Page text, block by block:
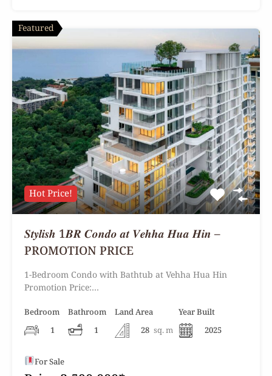
Featured
Hot Price!
𝑺𝒕𝒚𝒍𝒊𝒔𝒉 1𝑩𝑹 𝑪𝒐𝒏𝒅𝒐 𝒂𝒕 𝑽𝒆𝒉𝒉𝒂 𝑯𝒖𝒂 𝑯𝒊𝒏 –
PROMOTION PRICE
1-Bedroom Condo with Bathtub at Vehha Hua Hin
Promotion Price:…
Bedroom
1
Bathroom
1
Land Area
28 sq. m
Year Built
2025
For Sale